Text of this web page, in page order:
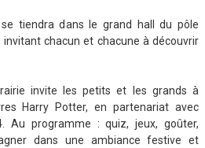
tiendra dans le grand hall du pôle
chacun et chacune à découvrir
invite les petits et les grands à
Harry Potter, en partenariat avec
Au programme : quiz, jeux, goûter,
dans une ambiance festive et